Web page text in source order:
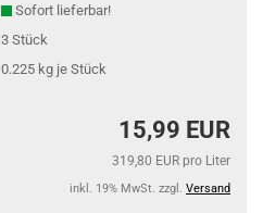
Sofort lieferbar!
3 Stück
0.225kg je Stück
15,99 EUR
319,80 EUR pro Liter
inkl. 19% MwSt. zzgl. Versand